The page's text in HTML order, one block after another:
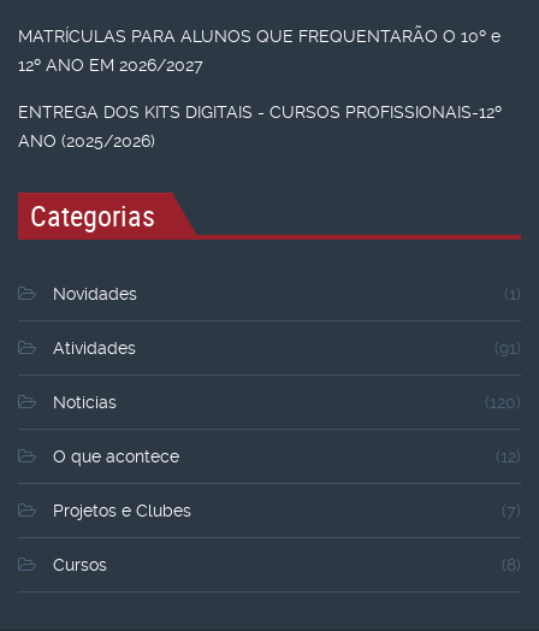
MATRÍCULAS PARA ALUNOS QUE FREQUENTARÃO O 10º e
12º ANO EM 2026/2027
ENTREGA DOS KITS DIGITAIS - CURSOS PROFISSIONAIS-12º
ANO (2025/2026)
Categorias
Novidades (1)
Atividades (91)
Noticias (120)
O que acontece (12)
Projetos e Clubes (7)
Cursos (8)